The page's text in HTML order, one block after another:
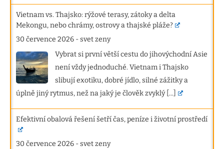
Vietnam vs. Thajsko: rýžové terasy, zátoky a delta
Mekongu, nebo chrámy, ostrovy a thajské pláže?
30 července 2026 -svet zeny
Vybrat si první větší cestu do jihovýchodní Asie
není vždy jednoduché. Vietnam i Thajsko
slibují exotiku, dobré jídlo, silné zážitky a
úplně jiný rytmus, než na jaký je člověk zvyklý [...]
Efektivní obalová řešení šetří čas, peníze i životní prostředí
30 července 2026 -svet zeny